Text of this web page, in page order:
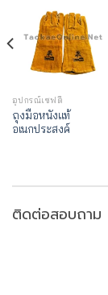
อุปกรณ์เซฟตี้
ถุงมือหนังแท้
อเนกประสงค์
ติดต่อสอบถาม